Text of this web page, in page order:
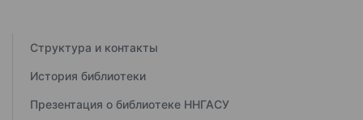
Структура и контакты
История библиотеки
Презентация о библиотеке ННГАСУ